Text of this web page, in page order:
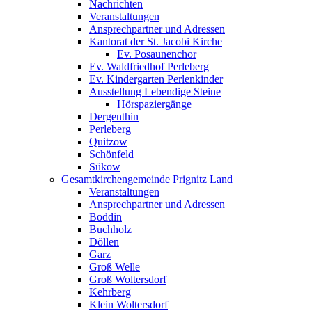
Nachrichten
Veranstaltungen
Ansprechpartner und Adressen
Kantorat der St. Jacobi Kirche
Ev. Posaunenchor
Ev. Waldfriedhof Perleberg
Ev. Kindergarten Perlenkinder
Ausstellung Lebendige Steine
Hörspaziergänge
Dergenthin
Perleberg
Quitzow
Schönfeld
Sükow
Gesamtkirchengemeinde Prignitz Land
Veranstaltungen
Ansprechpartner und Adressen
Boddin
Buchholz
Döllen
Garz
Groß Welle
Groß Woltersdorf
Kehrberg
Klein Woltersdorf